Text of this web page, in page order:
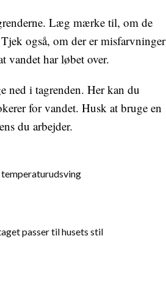
Læg mærke til, om de
også, om der er misfarvninger
vandet har løbet over.
ned i tagrenden. Her kan du
for vandet. Husk at bruge en
du arbejder.
passer til husets stil